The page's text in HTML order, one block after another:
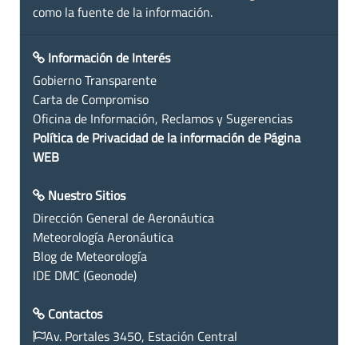
como la fuente de la información.
Información de Interés
Gobierno Transparente
Carta de Compromiso
Oficina de Información, Reclamos y Sugerencias
Política de Privacidad de la información de Página
WEB
Nuestro Sitios
Dirección General de Aeronáutica
Meteorología Aeronáutica
Blog de Meteorología
IDE DMC (Geonode)
Contactos
Av. Portales 3450, Estación Central